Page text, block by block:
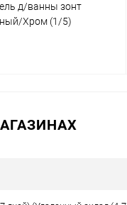
д/ванны зонт
Хром (1/5)